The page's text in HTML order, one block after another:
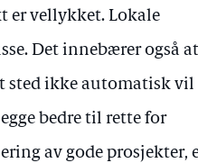
er vellykket. Lokale
Det innebærer også
sted ikke automatisk vil
bedre til rette for
av gode prosjekter,